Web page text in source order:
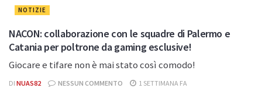
NOTIZIE
NACON: collaborazione con le squadre di Palermo e
Catania per poltrone da gaming esclusive!
Giocare e tifare non è mai stato così comodo!
DI NUAS82 NESSUN COMMENTO 1 SETTIMANA FA